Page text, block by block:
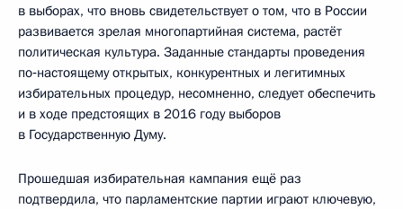
в выборах, что вновь свидетельствует о том, что в России
развивается зрелая многопартийная система, растёт
политическая культура. Заданные стандарты проведения
по‑настоящему открытых, конкурентных и легитимных
избирательных процедур, несомненно, следует обеспечить
и в ходе предстоящих в 2016 году выборов
в Государственную Думу.
Прошедшая избирательная кампания ещё раз
подтвердила, что парламентские партии играют ключевую,